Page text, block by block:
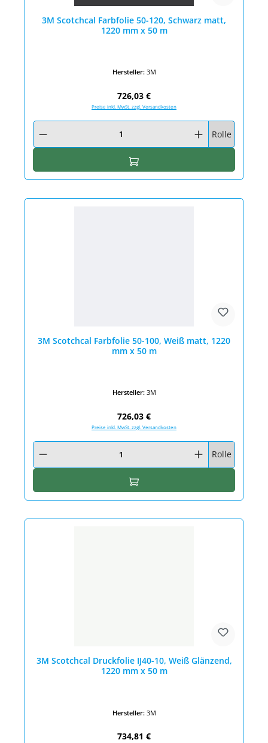
3M Scotchcal Farbfolie 50-120, Schwarz matt,
1220 mm x 50 m
Hersteller: 3M
Regulärer Preis:
726,03 €
Preise inkl. MwSt. zzgl. Versandkosten
Produkt Anzahl: Gib den gewünschten Wert ein oder benutze die
Rolle
In den Warenkorb
3M Scotchcal Farbfolie 50-100, Weiß matt, 1220
mm x 50 m
Hersteller: 3M
Regulärer Preis:
726,03 €
Preise inkl. MwSt. zzgl. Versandkosten
Produkt Anzahl: Gib den gewünschten Wert ein oder benutze die
Rolle
In den Warenkorb
3M Scotchcal Druckfolie IJ40-10, Weiß Glänzend,
1220 mm x 50 m
Hersteller: 3M
Regulärer Preis:
734,81 €